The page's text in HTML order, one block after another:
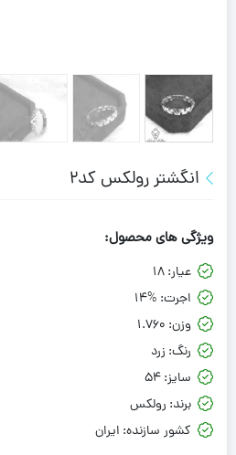
انگشتر رولکس کد2
ویژگی های محصول:
عیار:18
اجرت: 14%
وزن: 1.760
رنگ: زرد
سایز:54
برند: رولکس
کشور سازنده: ایران